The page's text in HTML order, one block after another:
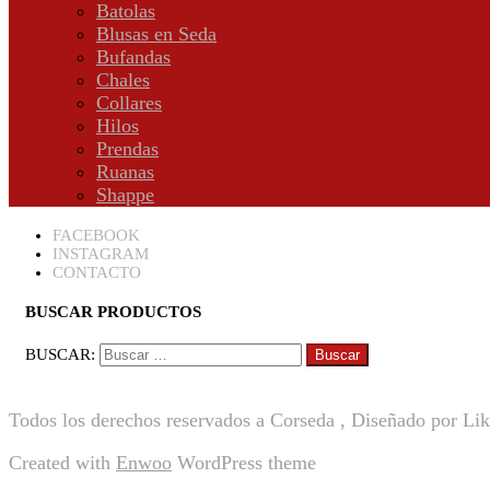
Batolas
Blusas en Seda
Bufandas
Chales
Collares
Hilos
Prendas
Ruanas
Shappe
FACEBOOK
INSTAGRAM
CONTACTO
BUSCAR PRODUCTOS
BUSCAR:
Todos los derechos reservados a Corseda , Diseñado por
Created with Enwoo WordPress theme